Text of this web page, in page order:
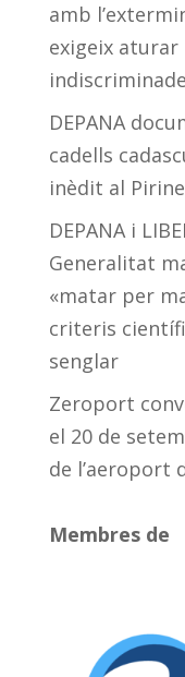
amb
exigeix aturar
DEPANA
cadells
inèdit al
DEPANA i
Generalitat
«matar per
criteris
senglar
Zeroport
el 20 de
de l’aeroport
Membres de